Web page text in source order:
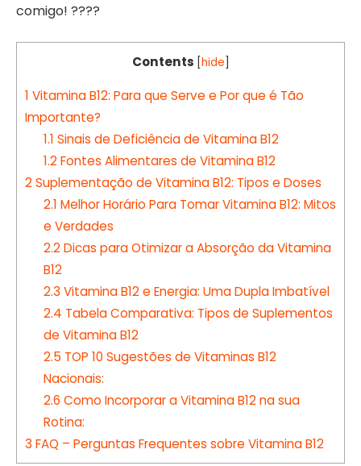
comigo! ????
Contents hide
1 Vitamina B12: Para que Serve e Por que é Tão
Importante?
1.1 Sinais de Deficiência de Vitamina B12
1.2Fontes Alimentares de Vitamina B12
2Suplementação de Vitamina B12: Tipos e Doses
2.1 Melhor Horário Para Tomar Vitamina B12: Mitos
e Verdades
2.2Dicas para Otimizar a Absorção da Vitamina
B12
2.3 Vitamina B12 e Energia: Uma Dupla Imbatível
2.4 Tabela Comparativa: Tipos de Suplementos
de Vitamina B12
2.5 TOP 10 Sugestões de Vitaminas B12
Nacionais:
2.6 Como Incorporar a Vitamina B12 na sua
Rotina:
3 FAQ – Perguntas Frequentes sobre Vitamina B12